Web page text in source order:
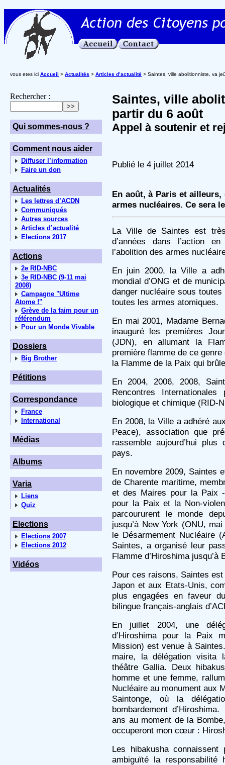
vous etes ici Accueil > Actualités > Articles d’actualité > Saintes, ville abolitionniste, va
Rechercher :
Qui sommes-nous ?
Comment nous aider
Diffuser l’information
Faire un don
Actualités
Les lettres d’ACDN
Communiqués
Autres sources
Articles d’actualité
Elections 2017
Actions
2e RID-NBC
3e RID-NBC (9-11 mai
2008)
Campagne "Ultime
Atome !"
Grève de la faim pour un
référendum
Pour un Monde Vivable
Dossiers
Big Brother
Pétitions
Correspondance
France
International
Médias
Albums
Varia
Liens
Quiz
Elections
Elections 2007
Elections 2012
Vidéos
Saintes, ville
partir du 6 août
Appel à soutenir et
Publié le 4 juillet 2014
En août, à Paris et
armes nucléaires. Ce sera
La Ville de Saintes est
d’années dans l’action
l’abolition des armes
En juin 2000, la Ville a
mondial d’ONG et de
danger nucléaire sous
toutes les armes atomiques.
En mai 2001, Madame
inauguré les premières
(JDN), en allumant la
première flamme de ce
la Flamme de la Paix qui
En 2004, 2006, 2008,
Rencontres
biologique et chimique (RID-
En 2008, la Ville a adhéré
Peace), association que
rassemble aujourd’hui
pays.
En novembre 2009, Saintes
de Charente maritime,
et des Maires pour la Paix
pour la Paix et la Non-
parcoururent le monde
jusqu’à New York (ONU,
le Désarmement Nucléaire
Saintes, a organisé leur
Flamme d’Hiroshima jusqu’à
Pour ces raisons, Saintes
Japon et aux Etats-Unis,
plus engagées en faveur
bilingue français-anglais
En juillet 2004, une
d’Hiroshima pour la Paix
Mission) est venue à
maire, la délégation visita
théâtre Gallia. Deux
homme et une femme,
Nucléaire au monument aux
Saintonge, où la
bombardement
ans au moment de la
occuperont mon cœur :
Les hibakusha connaissent
ambiguïté la responsabilité